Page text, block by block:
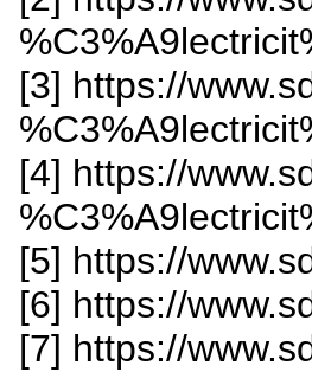
[3] https://
[4] https://
[5] https://
[6] https://
[7] https://